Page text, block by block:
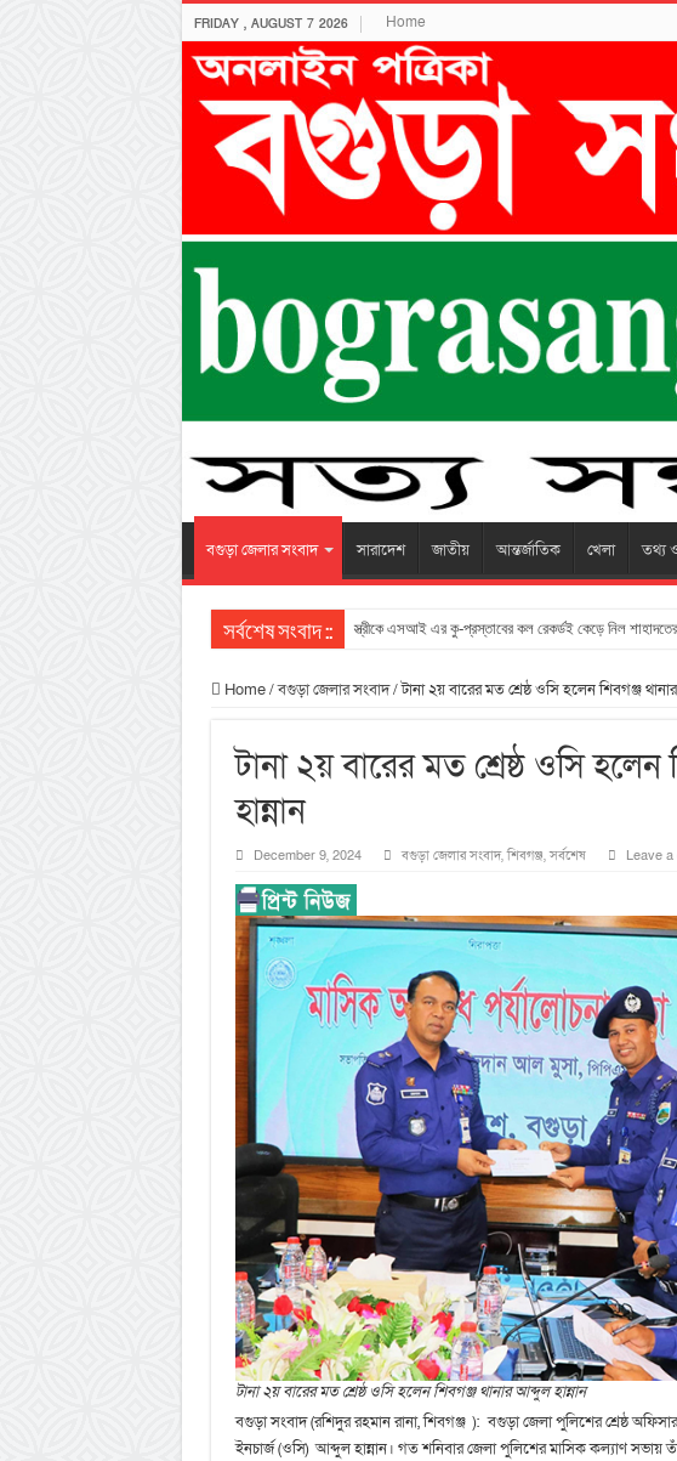
FRIDAY , AUGUST 7 2026 Home
বগুড়া জেলার সংবাদ সারাদেশ জাতীয় আন্তর্জাতিক খেলা তথ্য ও
সর্বশেষ সংবাদ :: স্ত্রীকে এসআই এর কু-প্রস্তাবের কল রেকর্ডই কেড়ে নিল
Home/বগুড়া জেলার সংবাদ/টানা ২য় বারের মত শ্রেষ্ঠ ওসি হলেন শিবগঞ্জ
টানা ২য় বারের মত শ্রেষ্ঠ ওসি
হান্নান
December 9, 2024 বগুড়া জেলার সংবাদ,শিবগঞ্জ,সর্বশেষ Leave
টানা ২য় বারের মত শ্রেষ্ঠ ওসি হলেন শিবগঞ্জ থানার আব্দুল হান্নান
বগুড়া সংবাদ (রশিদুর রহমান রানা, শিবগঞ্জ ): বগুড়া জেলা পুলিশের শ্রেষ্ঠ
ইনচার্জ (ওসি) আব্দুল হান্নান। গত শনিবার জেলা পুলিশের মাসিক কল্যাণ সভায়